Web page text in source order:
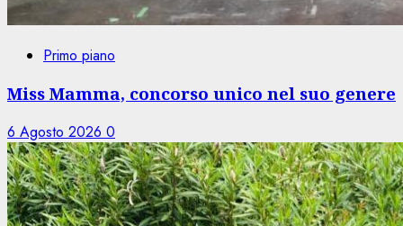
Primo piano
Miss Mamma, concorso unico nel suo genere
6 Agosto 2026 0